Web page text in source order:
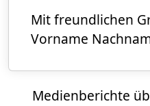
Mit freundlichen
Vorname
Medienberichte